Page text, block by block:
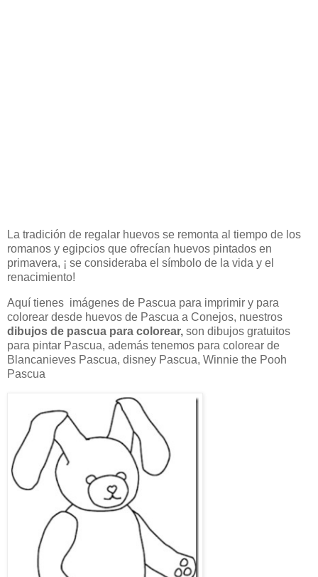
La tradición de regalar huevos se remonta al tiempo de los
romanos y egipcios que ofrecían huevos pintados en
primavera, ¡ se consideraba el símbolo de la vida y el
renacimiento!
Aquí tienes imágenes de Pascua para imprimir y para
colorear desde huevos de Pascua a Conejos, nuestros
dibujos de pascua para colorear, son dibujos gratuitos
para pintar Pascua, además tenemos para colorear de
Blancanieves Pascua, disney Pascua, Winnie the Pooh
Pascua